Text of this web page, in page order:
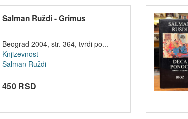
Salman Ruždi - Grimus
Beograd 2004, str. 364, tvrdi po...
Knjizevnost
Salman Ruždi
450 RSD